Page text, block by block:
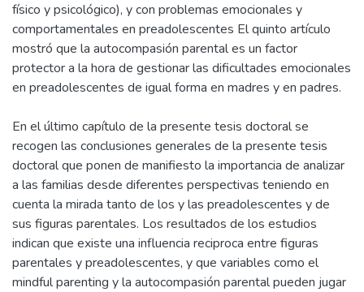
físico y psicológico), y con problemas emocionales y
comportamentales en preadolescentes El quinto artículo
mostró que la autocompasión parental es un factor
protector a la hora de gestionar las dificultades emocionales
en preadolescentes de igual forma en madres y en padres.
En el último capítulo de la presente tesis doctoral se
recogen las conclusiones generales de la presente tesis
doctoral que ponen de manifiesto la importancia de analizar
a las familias desde diferentes perspectivas teniendo en
cuenta la mirada tanto de los y las preadolescentes y de
sus figuras parentales. Los resultados de los estudios
indican que existe una influencia reciproca entre figuras
parentales y preadolescentes, y que variables como el
mindful parenting y la autocompasión parental pueden jugar